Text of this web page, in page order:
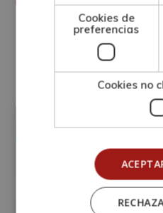
Desea recibir información
Alternative:
Otras
Cookies de
preferencias
Cookies no